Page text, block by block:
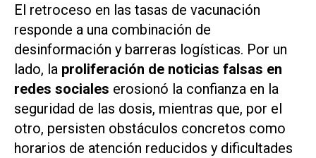
El retroceso en las tasas de vacunación
responde a una combinación de
desinformación y barreras logísticas. Por un
lado, la proliferación de noticias falsas en
redes sociales erosionó la confianza en la
seguridad de las dosis, mientras que, por el
otro, persisten obstáculos concretos como
horarios de atención reducidos y dificultades